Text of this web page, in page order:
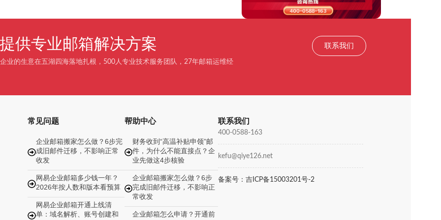
供专业邮箱解决方案
业的生意在五湖四海落地扎根，500人专业技术服务团队，27年邮箱运维经
联系我们
常见问题
企业邮箱搬家怎么做？6步完
成旧邮件迁移，不影响正常
收发
网易企业邮箱多少钱一年？
2026年按人数和版本看预算
网易企业邮箱开通上线清
单：域名解析、账号创建和
帮助中心
财务收到“高温补贴申领”邮
件，为什么不能直接点？企
业先做这4步核验
企业邮箱搬家怎么做？6步
完成旧邮件迁移，不影响正
常收发
企业邮箱怎么申请？开通前
联系我们
400-0588-163
kefu@qiye126.net
备案号：吉ICP备15003201号-2